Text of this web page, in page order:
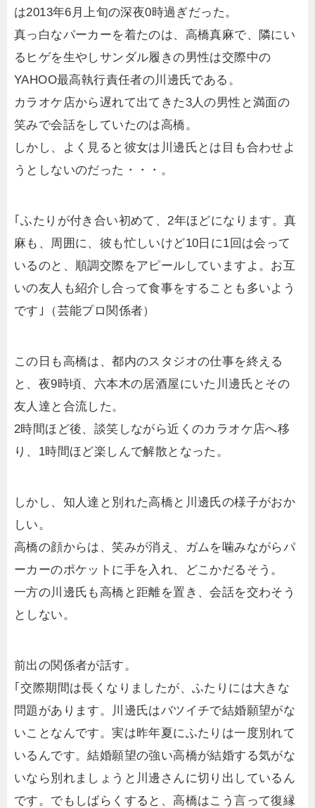
は2013年6月上旬の深夜0時過ぎだった。
真っ白なパーカーを着たのは、高橋真麻で、隣にい
るヒゲを生やしサンダル履きの男性は交際中の
YAHOO最高執行責任者の川邊氏である。
カラオケ店から遅れて出てきた3人の男性と満面の
笑みで会話をしていたのは高橋。
しかし、よく見ると彼女は川邊氏とは目も合わせよ
うとしないのだった・・・。
｢ふたりが付き合い初めて、2年ほどになります。真
麻も、周囲に、彼も忙しいけど10日に1回は会って
いるのと、順調交際をアピールしていますよ。お互
いの友人も紹介し合って食事をすることも多いよう
です｣（芸能プロ関係者）
この日も高橋は、都内のスタジオの仕事を終える
と、夜9時頃、六本木の居酒屋にいた川邊氏とその
友人達と合流した。
2時間ほど後、談笑しながら近くのカラオケ店へ移
り、1時間ほど楽しんで解散となった。
しかし、知人達と別れた高橋と川邊氏の様子がおか
しい。
高橋の顔からは、笑みが消え、ガムを噛みながらパ
ーカーのポケットに手を入れ、どこかだるそう。
一方の川邊氏も高橋と距離を置き、会話を交わそう
としない。
前出の関係者が話す。
｢交際期間は長くなりましたが、ふたりには大きな
問題があります。川邊氏はバツイチで結婚願望がな
いことなんです。実は昨年夏にふたりは一度別れて
いるんです。結婚願望の強い高橋が結婚する気がな
いなら別れましょうと川邊さんに切り出しているん
です。でもしばらくすると、高橋はこう言って復縁